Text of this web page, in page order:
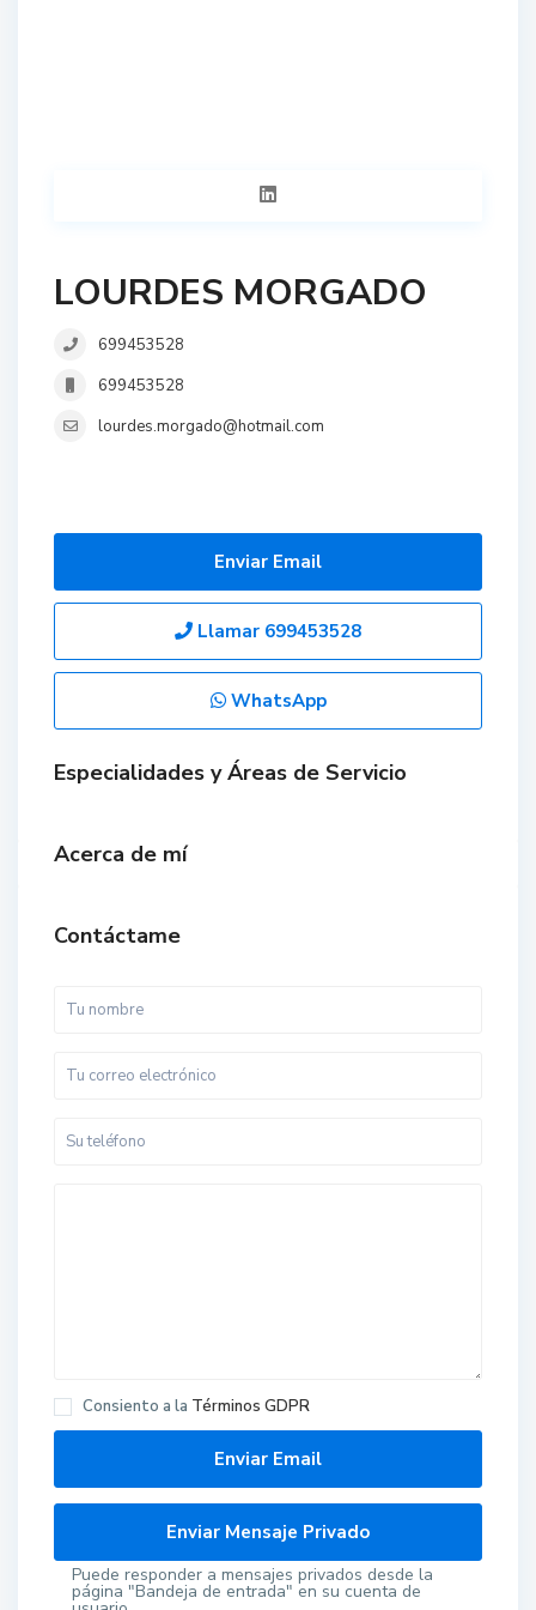
LOURDES MORGADO
699453528
699453528
lourdes.morgado@hotmail.com
Enviar Email
Llamar 699453528
WhatsApp
Especialidades y Áreas de Servicio
Acerca de mí
Contáctame
Consiento a la Términos GDPR
Puede responder a mensajes privados desde la
página "Bandeja de entrada" en su cuenta de